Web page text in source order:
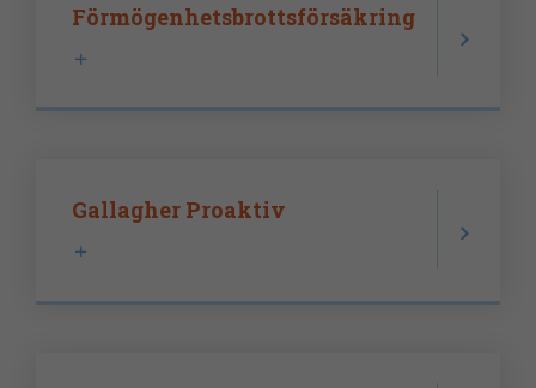
Förmögenhetsbrottsförsäkring
Gallagher Proaktiv